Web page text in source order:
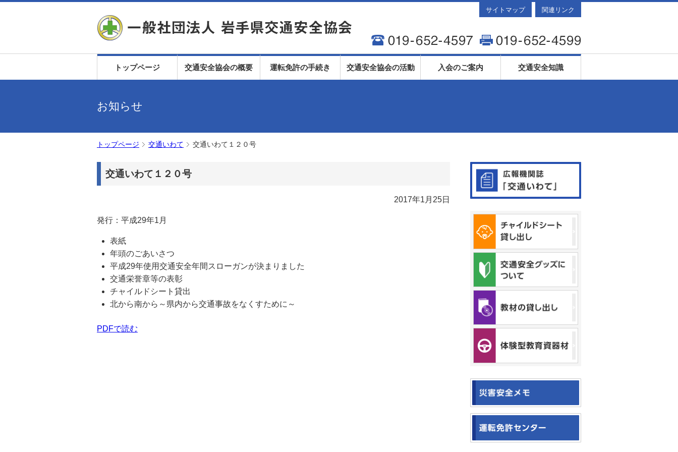
サイトマップ 関連リンク
トップページ 交通安全協会の概要 運転免許の手続き 交通安全協会の活動 入会のご案内 交通安全知識
お知らせ
トップページ 交通いわて 交通いわて１２０号
交通いわて１２０号
2017年1月25日
発行：平成29年1月
表紙
年頭のごあいさつ
平成29年使用交通安全年間スローガンが決まりました
交通栄誉章等の表彰
チャイルドシート貸出
北から南から～県内から交通事故をなくすために～
PDFで読む